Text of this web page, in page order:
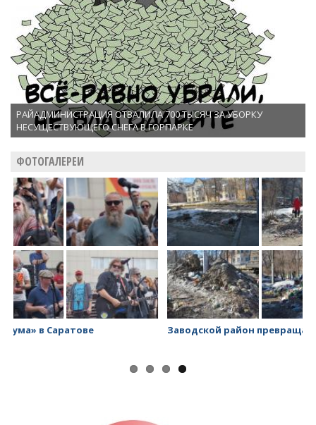
РАЙАДМИНИСТРАЦИЯ ОТВАЛИЛА 700 ТЫСЯЧ ЗА УБОРКУ
НЕСУЩЕСТВУЮЩЕГО СНЕГА В ГОРПАРКЕ
ФОТОГАЛЕРЕИ
Заводской район превращается в помойку